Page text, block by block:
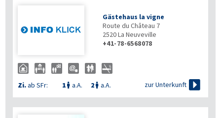
Gästehaus la vigne
Route du Château 7
2520La Neuveville
+41-78-6568078
Zi.ab SFr: 1  a.A. 2  a.A. zur Unterkunft 